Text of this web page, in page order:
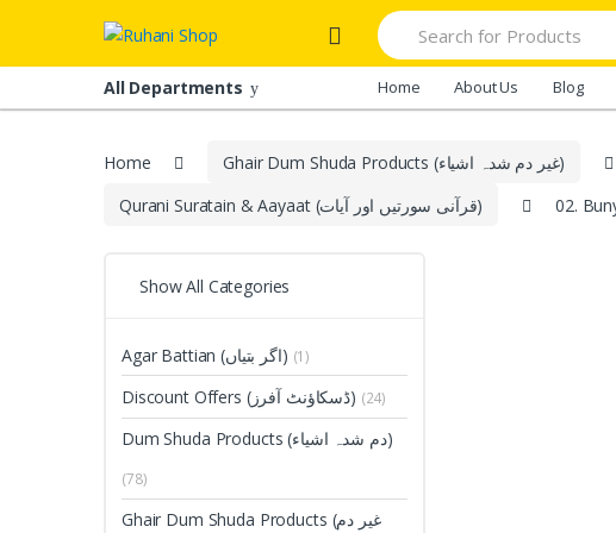
navigation
content
Search
for:
All Departments Home About Us Blog
Home Ghair Dum Shuda Products (غیر دم شدہ اشیاء)
Qurani Suratain & Aayaat (قرآنی سورتیں اور آیات)
Show All Categories
Agar Battian (اگر بتیاں) (1)
Discount Offers (ڈسکاؤنٹ آفرز) (24)
Dum Shuda Products (دم شدہ اشیاء)
(78)
Ghair Dum Shuda Products (غیر دم